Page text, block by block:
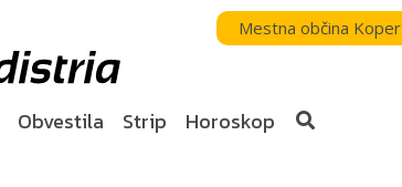
Mestna občina Koper
Obvestila Strip Horoskop